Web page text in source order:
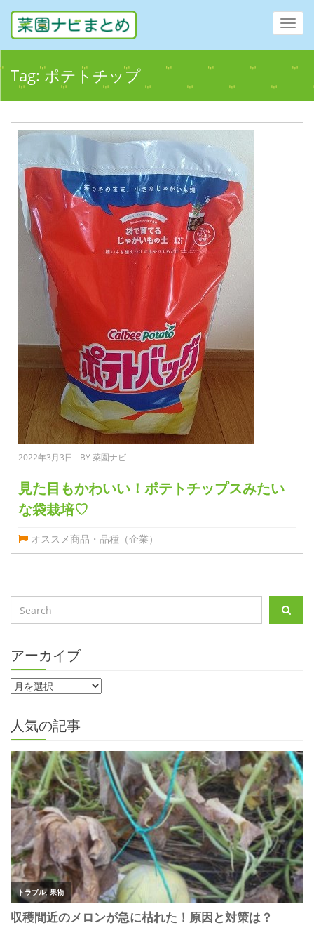
Tag:ポテトチップ
2022年3月3日 - BY 菜園ナビ
見た目もかわいい！ポテトチップスみたい
な袋栽培♡
オススメ商品・品種（企業）
アーカイブ
人気の記事